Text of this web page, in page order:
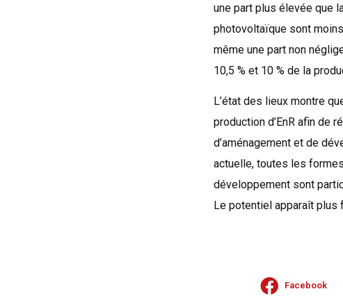
une part plus élevée que
photovoltaïque sont
même une part non
10,5 % et 10 % de la
L’état des lieux montre
production d’EnR afin de
d’aménagement et de
actuelle, toutes les
développement sont
Le potentiel apparaît plus
Facebook